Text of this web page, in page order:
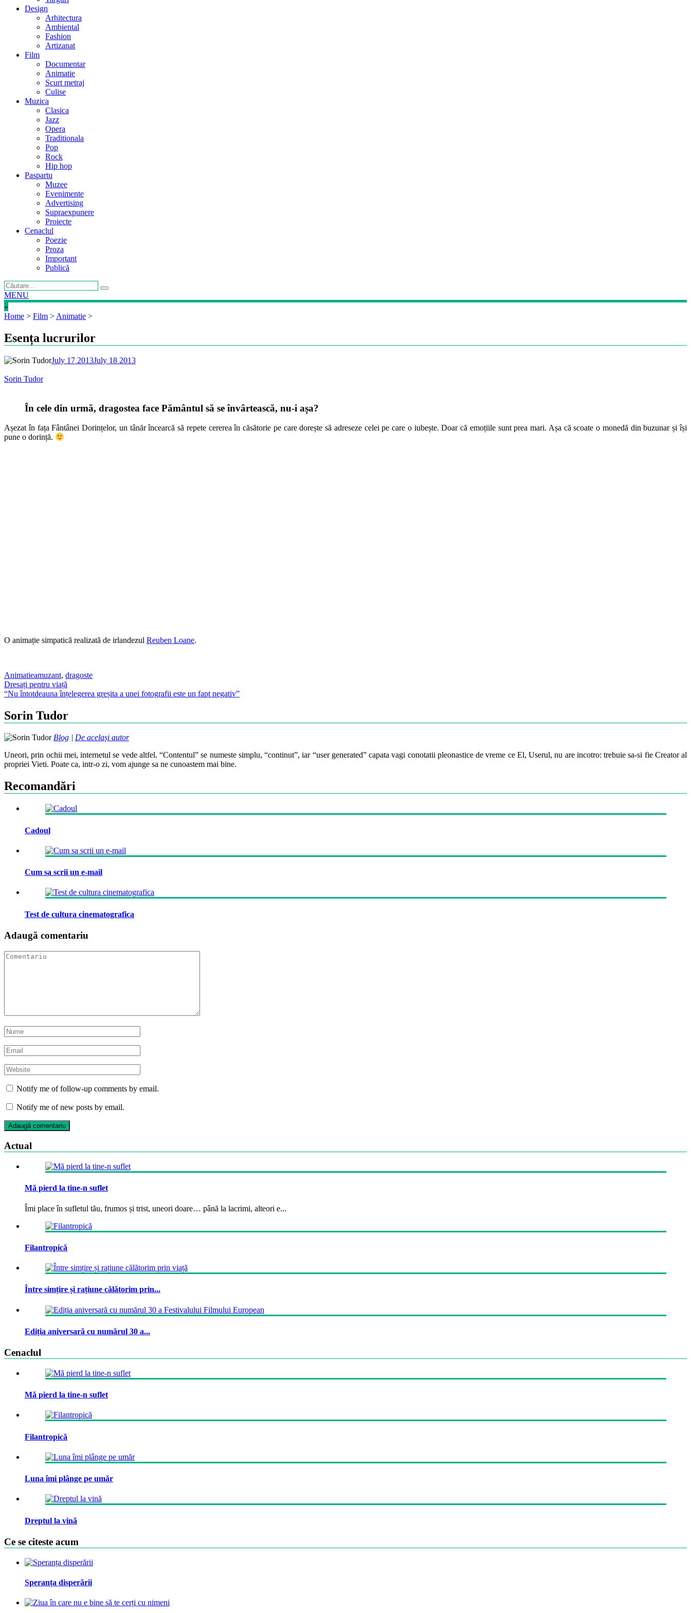
Design
Arhitectura
Ambiental
Fashion
Artizanat
Film
Documentar
Animatie
Scurt metraj
Culise
Muzica
Clasica
Jazz
Opera
Traditionala
Pop
Rock
Hip hop
Paspartu
Muzee
Evenimente
Advertising
Supraexpunere
Proiecte
Cenaclul
Poezie
Proza
Important
Publică
MENU
»
Home > Film > Animatie >
Esența lucrurilor
July 17 2013July 18 2013
Sorin Tudor
În cele din urmă, dragostea face Pământul să se învârtească, nu-i așa?
Așezat în fața Fântânei Dorințelor, un tânăr încearcă să repete cererea în căsătorie pe care dorește să adreseze celei pe care o iubește. Doar că emoțiile sunt prea mari. Așa că scoate o monedă din buzunar și își
pune o dorință.
O animație simpatică realizată de irlandezul Reuben Loane.
Animatieamuzant, dragoste
Post
navigation
Dresați pentru viață
“Nu întotdeauna înțelegerea greșita a unei fotografii este un fapt negativ”
Sorin Tudor
Blog
De același autor
Uneori, prin ochii mei, internetul se vede altfel. “Contentul” se numeste simplu, “continut”, iar “user generated” capata vagi conotatii pleonastice de vreme ce El, Userul, nu are incotro: trebuie sa-si fie Creator al
propriei Vieti. Poate ca, intr-o zi, vom ajunge sa ne cunoastem mai bine.
Recomandări
Cadoul
Cum sa scrii un e-mail
Test de cultura cinematografica
Adaugă comentariu
Notify me of follow-up comments by email.
Notify me of new posts by email.
Actual
Mă pierd la tine-n suflet
Îmi place în sufletul tău, frumos și trist, uneori doare… până la lacrimi, alteori e...
Filantropică
Între simțire și rațiune călătorim prin...
Ediția aniversară cu numărul 30 a...
Cenaclul
Mă pierd la tine-n suflet
Filantropică
Luna îmi plânge pe umăr
Dreptul la vină
Ce se citeste acum
Speranța disperării